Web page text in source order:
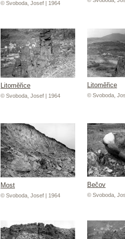
© Svoboda, Josef | 1964
Litoměřice
© Svoboda, Josef | 1964
Litoměřice
© Svoboda,
Most
© Svoboda, Josef | 1964
Bečov
© Svoboda,